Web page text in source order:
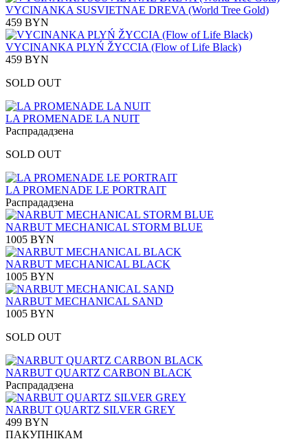
VYCINANKA SUSVIETNAE DREVA (World Tree Gold)
459 BYN
VYCINANKA PLYŃ ŽYCCIA (Flow of Life Black)
459 BYN
SOLD OUT
LA PROMENADE LA NUIT
Распрададзена
SOLD OUT
LA PROMENADE LE PORTRAIT
Распрададзена
NARBUT MECHANICAL STORM BLUE
1005 BYN
NARBUT MECHANICAL BLACK
1005 BYN
NARBUT MECHANICAL SAND
1005 BYN
SOLD OUT
NARBUT QUARTZ CARBON BLACK
Распрададзена
NARBUT QUARTZ SILVER GREY
499 BYN
ПАКУПНІКАМ